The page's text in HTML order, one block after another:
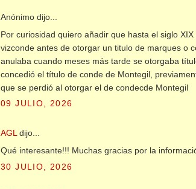
Anónimo dijo...
Por curiosidad quiero añadir que hasta el siglo
vizconde antes de otorgar un titulo de marques o
anulaba cuando meses más tarde se otorgaba
concedió el título de conde de Montegil,
que se perdió al otorgar el de condecde Montegil
09 JULIO, 2026
AGLdijo...
Qué interesante!!! Muchas gracias por la
30 JULIO, 2026